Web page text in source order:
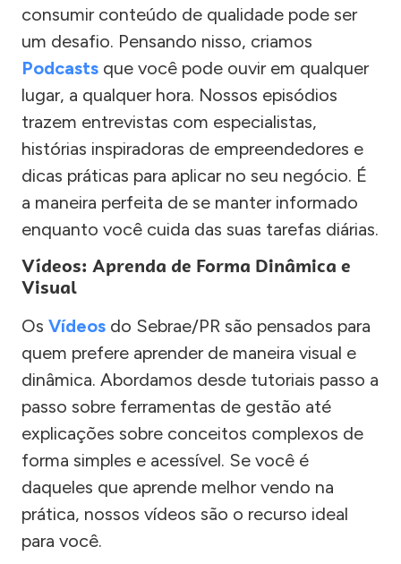
consumir conteúdo de qualidade pode ser
um desafio. Pensando nisso, criamos
Podcasts que você pode ouvir em qualquer
lugar, a qualquer hora. Nossos episódios
trazem entrevistas com especialistas,
histórias inspiradoras de empreendedores e
dicas práticas para aplicar no seu negócio. É
a maneira perfeita de se manter informado
enquanto você cuida das suas tarefas diárias.
Vídeos: Aprenda de Forma Dinâmica e
Visual
Os Vídeos do Sebrae/PR são pensados para
quem prefere aprender de maneira visual e
dinâmica. Abordamos desde tutoriais passo a
passo sobre ferramentas de gestão até
explicações sobre conceitos complexos de
forma simples e acessível. Se você é
daqueles que aprende melhor vendo na
prática, nossos vídeos são o recurso ideal
para você.